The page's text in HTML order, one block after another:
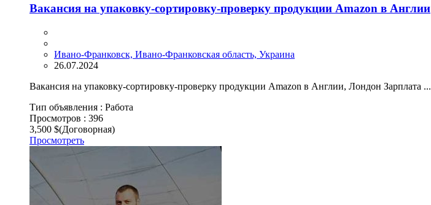
Вакансия на упаковку-сортировку-проверку продукции Amazon в Англии
Ивано-Франковск, Ивано-Франковская область, Украина
26.07.2024
Вакансия на упаковку-сортировку-проверку продукции Amazon в Англии, Лондон Зарплата ...
Тип объявления : Работа
Просмотров : 396
3,500 $(Договорная)
Просмотреть